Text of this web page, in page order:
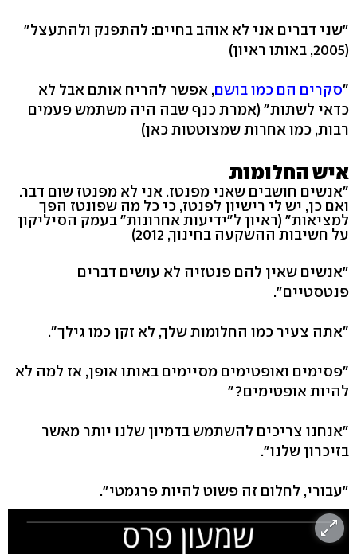
"שני דברים אני לא אוהב בחיים: להתפנק ולהתעצל"
(2005, באותו ראיון)
"סקרים הם כמו בושם, אפשר להריח אותם אבל לא
כדאי לשתות" (אמרת כנף שבה היה משתמש פעמים
רבות, כמו אחרות שמצוטטות כאן)
איש החלומות
"אנשים חושבים שאני מפנטז. אני לא מפנטז שום דבר.
ואם כן, יש לי רישיון לפנטז, כי כל מה שפונטז הפך
למציאות" (ראיון ל"ידיעות אחרונות" בעמק הסיליקון
על חשיבות ההשקעה בחינוך, 2012)
"אנשים שאין להם פנטזיה לא עושים דברים
פנטסטיים".
"אתה צעיר כמו החלומות שלך, לא זקן כמו גילך".
"פסימים ואופטימים מסיימים באותו אופן, אז למה לא
להיות אופטימים?"
"אנחנו צריכים להשתמש בדמיון שלנו יותר מאשר
בזיכרון שלנו".
"עבורי, לחלום זה פשוט להיות פרגמטי".